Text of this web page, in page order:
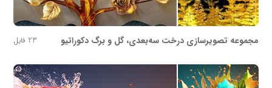
مجموعه تصویرسازی درخت سه‌بعدی، گل و برگ دکوراتیو 23 فایل